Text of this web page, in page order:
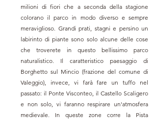
milioni di fiori che a seconda della stagione
colorano il parco in modo diverso e sempre
meraviglioso. Grandi prati, stagni e persino un
labirinto di piante sono solo alcune delle cose
che troverete in questo bellissimo parco
naturalistico. Il caratteristico paesaggio di
Borghetto sul Mincio (frazione del comune di
Valeggio), invece, vi farà fare un tuffo nel
passato: il Ponte Visconteo, il Castello Scaligero
e non solo, vi faranno respirare un'atmosfera
medievale. In queste zone corre la Pista